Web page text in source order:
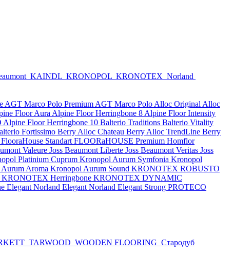
KAINDL KRONOPOL KRONOTEX Norland
AGT Marco Polo Premium AGT Marco Polo Alloc Original Alloc
Floor Aura Alpine Floor Herringbone 8 Alpine Floor Intensity
Alpine Floor Herringbone 10 Balterio Traditions Balterio Vitality
Fortissimo Berry Alloc Chateau Berry Alloc TrendLine Berry
FlooraHouse Standart FLOORaHOUSE Premium Homflor
Valeure Joss Beaumont Liberte Joss Beaumont Veritas Joss
Platinium Cuprum Kronopol Aurum Symfonia Kronopol
Aroma Kronopol Aurum Sound KRONOTEX ROBUSTO
KRONOTEX Herringbone KRONOTEX DYNAMIC
Elegant Norland Elegant Norland Elegant Strong PROTECO
TARWOOD WOODEN FLOORING Стародуб